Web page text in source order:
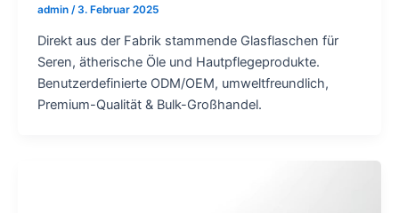
admin /3. Februar 2025
Direkt aus der Fabrik stammende Glasflaschen für
Seren, ätherische Öle und Hautpflegeprodukte.
Benutzerdefinierte ODM/OEM, umweltfreundlich,
Premium-Qualität & Bulk-Großhandel.